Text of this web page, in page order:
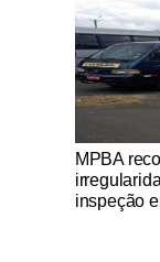
Notícias Católicas
MPBA
inspeção